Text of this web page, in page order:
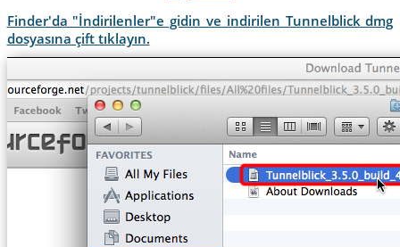
Finder'da "İndirilenler"e gidin ve indirilen Tunnelblick dmg
dosyasına çift tıklayın.